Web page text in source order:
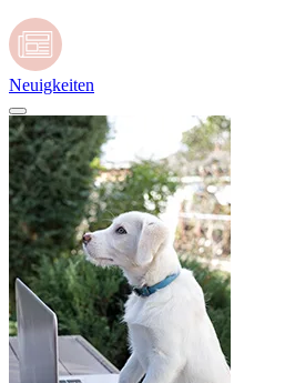
Neuigkeiten